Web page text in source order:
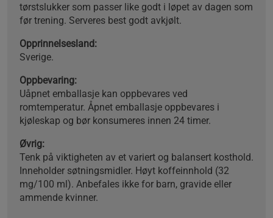
tørstslukker som passer like godt i løpet av dagen som
før trening. Serveres best godt avkjølt.
Opprinnelsesland:
Sverige.
Oppbevaring:
Uåpnet emballasje kan oppbevares ved
romtemperatur. Åpnet emballasje oppbevares i
kjøleskap og bør konsumeres innen 24 timer.
Øvrig:
Tenk på viktigheten av et variert og balansert kosthold.
Inneholder søtningsmidler. Høyt koffeinnhold (32
mg/100 ml). Anbefales ikke for barn, gravide eller
ammende kvinner.